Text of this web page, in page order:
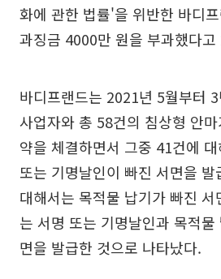
화에 관한 법률'을 위반한 바디
과징금 4000만 원을 부과했다
바디프랜드는 2021년 5월부터
사업자와 총 58건의 침상형 안
약을 체결하면서 그중 41건에
또는 기명날인이 빠진 서면을
대해서는 목적물 납기가 빠진 서
는 서명 또는 기명날인과 목적물
면을 발급한 것으로 나타났다.